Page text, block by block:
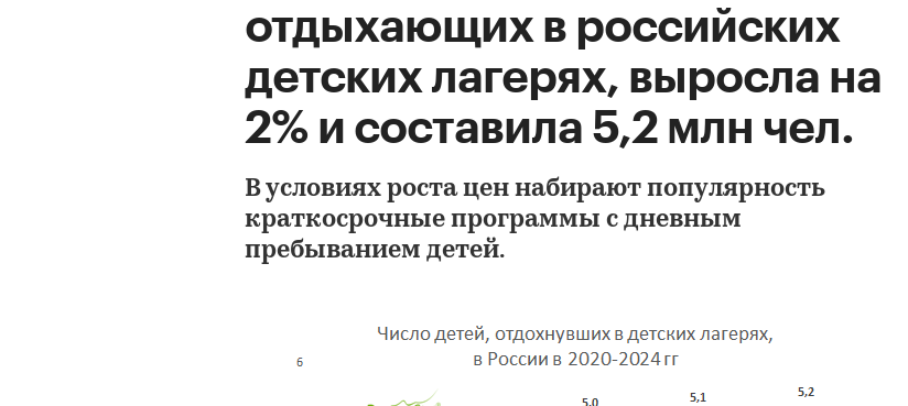
отдыхающих в российских
детских лагерях, выросла на
2% и составила 5,2 млн чел.
В условиях роста цен набирают популярность
краткосрочные программы с дневным
пребыванием детей.